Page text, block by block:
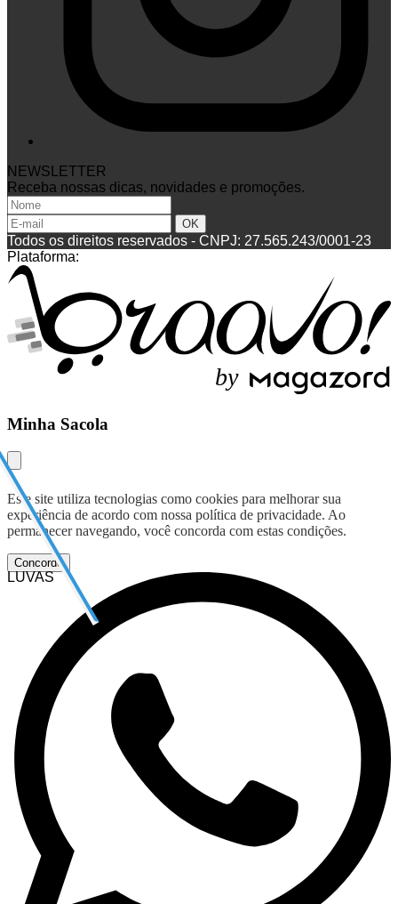
LUVAS
NEWSLETTER
Receba nossas dicas, novidades e promoções.
Todos os direitos reservados - CNPJ: 27.565.243/0001-23
Plataforma:
by
Minha Sacola
Este site utiliza tecnologias como cookies para melhorar sua
experiência de acordo com nossa política de privacidade. Ao
permanecer navegando, você concorda com estas condições.
Concordo